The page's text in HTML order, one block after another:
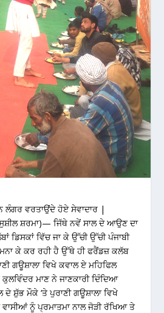
ਲੰਗਰ ਵਰਤਾਉਂਦੇ ਹੋਏ ਸੇਵਾਦਾਰ |
(ਸੁਸ਼ੀਲ ਸ਼ਰਮਾ)— ਜਿੱਥੇ ਨਵੇਂ ਸਾਲ ਦੇ ਆਉਣ ਦਾ
ਡਿਸਕਾਂ ਵਿੱਚ ਜਾ ਕੇ ਉੱਚੀ ਉੱਚੀ ਪੰਜਾਬੀ
ਕੇ ਕਰ ਰਹੀ ਹੈ ਉੱਥੇ ਹੀ ਫਰੈਂਡਜ਼ ਕਲੱਬ
ਗਊਸ਼ਾਲਾ ਵਿਖੇ ਕਵਾਲ ਏ ਮਹਿਫਿਲ
ਮਾਣ ਨੇ ਜਾਣਕਾਰੀ ਦਿੰਦਿਆ
ਸ਼ੁੱਭ ਮੌਕੇ ‘ਤੇ ਪੁਰਾਣੀ ਗਊਸ਼ਾਲਾ ਵਿਖੇ
ਨੂੰ ਪ੍ਰਮਾਤਮਾ ਨਾਲ ਜੋੜੀ ਰੱਖਿਆ ਤੇ